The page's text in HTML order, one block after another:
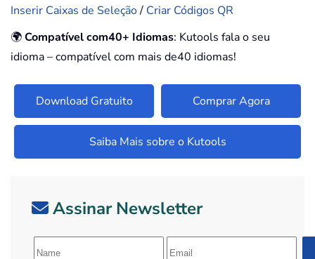
Inserir Caixas de Seleção/ Criar Códigos QR
🌍Compatível com40+ Idiomas: Kutools fala o seu
idioma – compatível com mais de40 idiomas!
Download Gratuito Comprar Agora
Saiba Mais sobre o Kutools
Assinar Newsletter